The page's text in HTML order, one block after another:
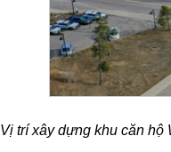
Vị trí xây dựng khu căn hộ